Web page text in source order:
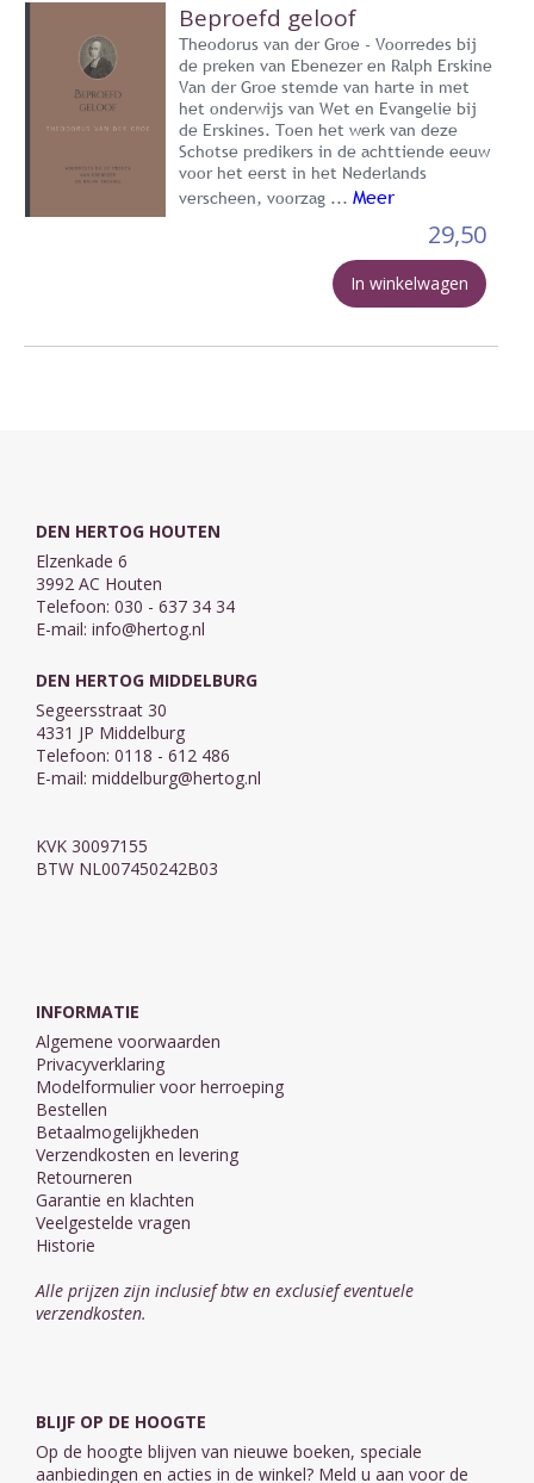
Beproefd geloof
Theodorus van der Groe - Voorredes bij
de preken van Ebenezer en Ralph Erskine
Van der Groe stemde van harte in met
het onderwijs van Wet en Evangelie bij
de Erskines. Toen het werk van deze
Schotse predikers in de achttiende eeuw
voor het eerst in het Nederlands
verscheen, voorzag ... Meer
29,50
In winkelwagen
DEN HERTOG HOUTEN
Elzenkade 6
3992 AC Houten
Telefoon: 030 - 637 34 34
E-mail: info@hertog.nl
DEN HERTOG MIDDELBURG
Segeersstraat 30
4331 JP Middelburg
Telefoon: 0118 - 612 486
E-mail: middelburg@hertog.nl
KVK 30097155
BTW NL007450242B03
INFORMATIE
Algemene voorwaarden
Privacyverklaring
Modelformulier voor herroeping
Bestellen
Betaalmogelijkheden
Verzendkosten en levering
Retourneren
Garantie en klachten
Veelgestelde vragen
Historie
Alle prijzen zijn inclusief btw en exclusief eventuele
verzendkosten.
BLIJF OP DE HOOGTE
Op de hoogte blijven van nieuwe boeken, speciale
aanbiedingen en acties in de winkel? Meld u aan voor de